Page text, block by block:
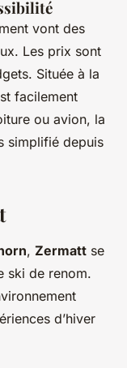
vont des
Les prix sont
Située à la
facilement
ou avion, la
simplifié depuis
, Zermatt se
ski de renom.
d’hiver